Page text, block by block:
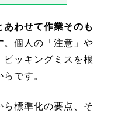
わせて作業そのも
。個人の「注意」や
ピッキングミスを根
です。
ら標準化の要点、そ